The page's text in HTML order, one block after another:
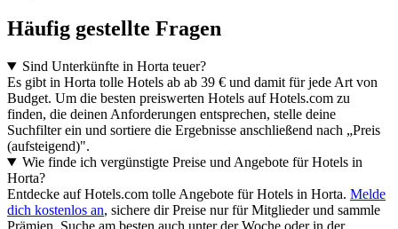
Häufig gestellte Fragen
Sind Unterkünfte in Horta teuer?
Es gibt in Horta tolle Hotels ab ab 39 € und damit für jede Art von
Budget. Um die besten preiswerten Hotels auf Hotels.com zu
finden, die deinen Anforderungen entsprechen, stelle deine
Suchfilter ein und sortiere die Ergebnisse anschließend nach „Preis
(aufsteigend)".
Wie finde ich vergünstigte Preise und Angebote für Hotels in
Horta?
Entdecke auf Hotels.com tolle Angebote für Hotels in Horta. Melde
dich kostenlos an, sichere dir Preise nur für Mitglieder und sammle
Prämien. Suche am besten auch unter der Woche oder in der